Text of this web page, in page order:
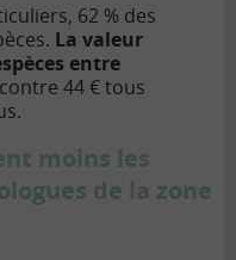
62 % des
La valeur
entre
contre 44 € tous
moins les
de la zone